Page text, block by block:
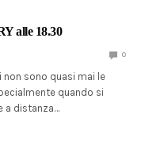
alle 18.30
0
non sono quasi mai le
quando si
a distanza…